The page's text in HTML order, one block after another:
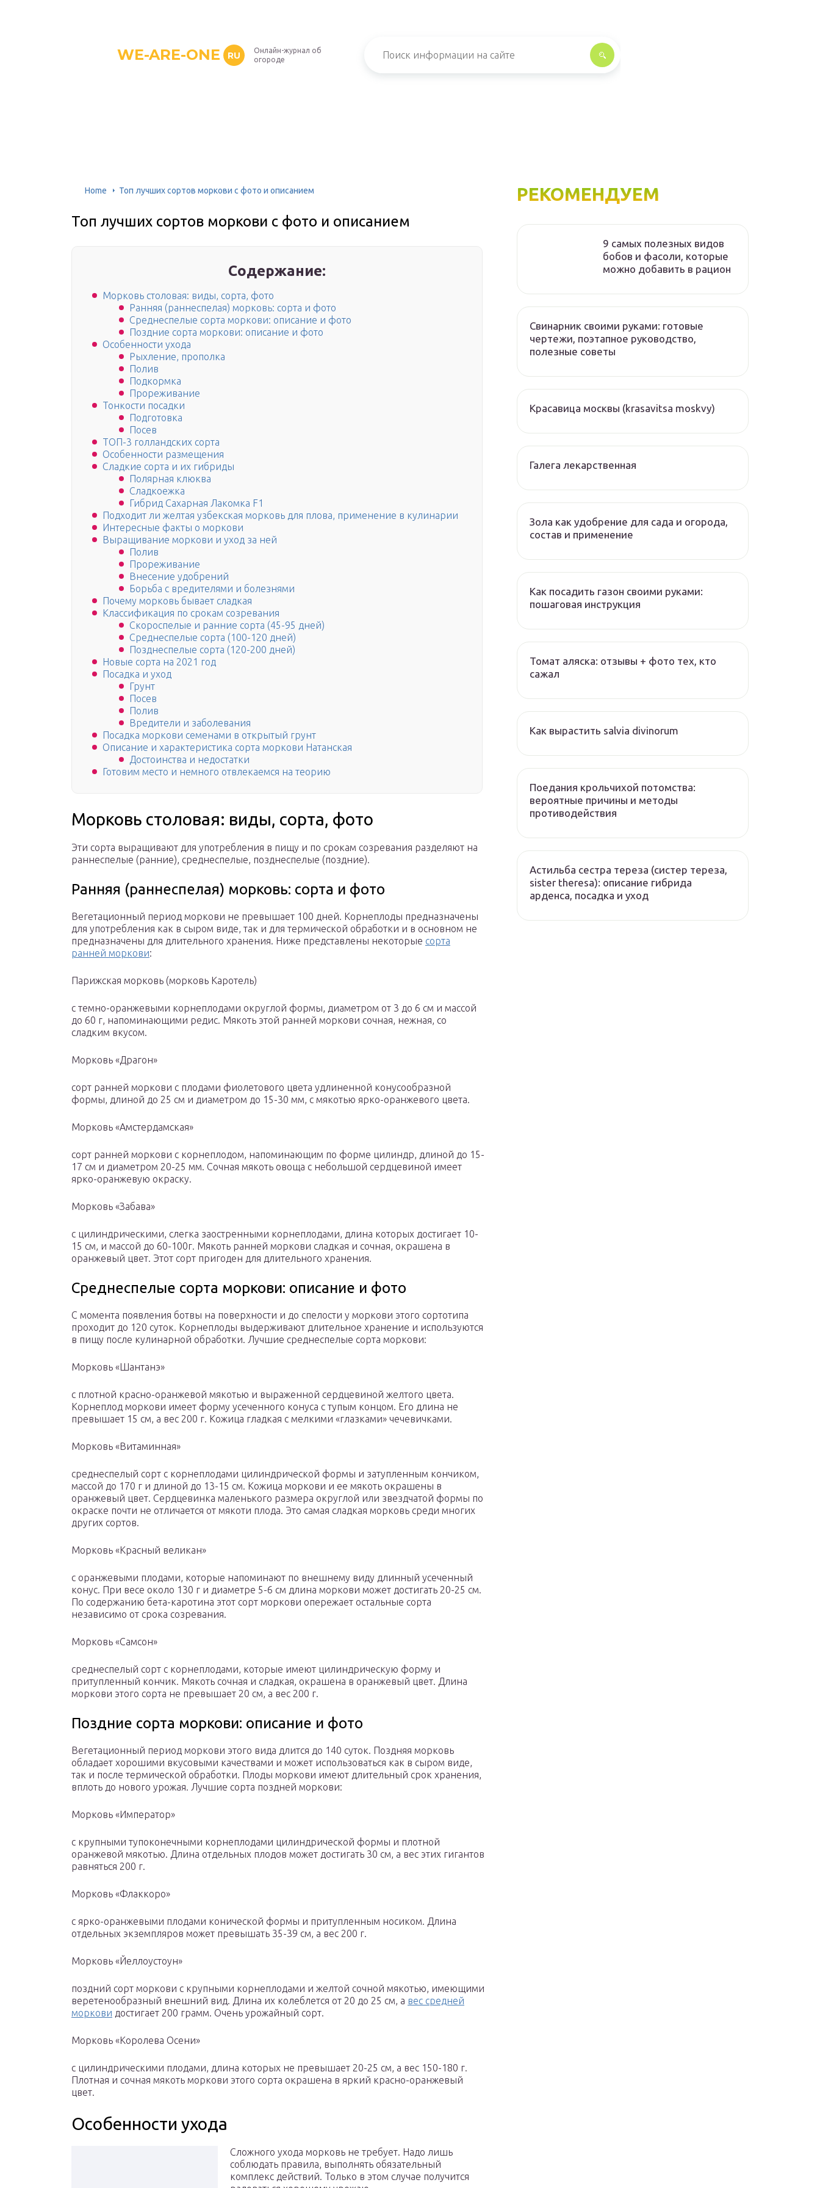
WE-ARE-ONE RU
Онлайн-журнал об
огороде
Home Топ лучших сортов моркови с фото и описанием
Топ лучших сортов моркови с фото и описанием
Содержание:
Морковь столовая: виды, сорта, фото
Ранняя (раннеспелая) морковь: сорта и фото
Среднеспелые сорта моркови: описание и фото
Поздние сорта моркови: описание и фото
Особенности ухода
Рыхление, прополка
Полив
Подкормка
Прореживание
Тонкости посадки
Подготовка
Посев
ТОП-3 голландских сорта
Особенности размещения
Сладкие сорта и их гибриды
Полярная клюква
Сладкоежка
Гибрид Сахарная Лакомка F1
Подходит ли желтая узбекская морковь для плова, применение в кулинарии
Интересные факты о моркови
Выращивание моркови и уход за ней
Полив
Прореживание
Внесение удобрений
Борьба с вредителями и болезнями
Почему морковь бывает сладкая
Классификация по срокам созревания
Скороспелые и ранние сорта (45-95 дней)
Среднеспелые сорта (100-120 дней)
Позднеспелые сорта (120-200 дней)
Новые сорта на 2021 год
Посадка и уход
Грунт
Посев
Полив
Вредители и заболевания
Посадка моркови семенами в открытый грунт
Описание и характеристика сорта моркови Натанская
Достоинства и недостатки
Готовим место и немного отвлекаемся на теорию
Морковь столовая: виды, сорта, фото
Эти сорта выращивают для употребления в пищу и по срокам созревания разделяют на
раннеспелые (ранние), среднеспелые, позднеспелые (поздние).
Ранняя (раннеспелая) морковь: сорта и фото
Вегетационный период моркови не превышает 100 дней. Корнеплоды предназначены
для употребления как в сыром виде, так и для термической обработки и в основном не
предназначены для длительного хранения. Ниже представлены некоторые сорта
ранней моркови:
Парижская морковь (морковь Каротель)
с темно-оранжевыми корнеплодами округлой формы, диаметром от 3 до 6 см и массой
до 60 г, напоминающими редис. Мякоть этой ранней моркови сочная, нежная, со
сладким вкусом.
Морковь «Драгон»
сорт ранней моркови с плодами фиолетового цвета удлиненной конусообразной
формы, длиной до 25 см и диаметром до 15-30 мм, с мякотью ярко-оранжевого цвета.
Морковь «Амстердамская»
сорт ранней моркови с корнеплодом, напоминающим по форме цилиндр, длиной до 15-
17 см и диаметром 20-25 мм. Сочная мякоть овоща с небольшой сердцевиной имеет
ярко-оранжевую окраску.
Морковь «Забава»
с цилиндрическими, слегка заостренными корнеплодами, длина которых достигает 10-
15 см, и массой до 60-100г. Мякоть ранней моркови сладкая и сочная, окрашена в
оранжевый цвет. Этот сорт пригоден для длительного хранения.
Среднеспелые сорта моркови: описание и фото
С момента появления ботвы на поверхности и до спелости у моркови этого сортотипа
проходит до 120 суток. Корнеплоды выдерживают длительное хранение и используются
в пищу после кулинарной обработки. Лучшие среднеспелые сорта моркови:
Морковь «Шантанэ»
с плотной красно-оранжевой мякотью и выраженной сердцевиной желтого цвета.
Корнеплод моркови имеет форму усеченного конуса с тупым концом. Его длина не
превышает 15 см, а вес 200 г. Кожица гладкая с мелкими «глазками» чечевичками.
Морковь «Витаминная»
среднеспелый сорт с корнеплодами цилиндрической формы и затупленным кончиком,
массой до 170 г и длиной до 13-15 см. Кожица моркови и ее мякоть окрашены в
оранжевый цвет. Сердцевинка маленького размера округлой или звездчатой формы по
окраске почти не отличается от мякоти плода. Это самая сладкая морковь среди многих
других сортов.
Морковь «Красный великан»
с оранжевыми плодами, которые напоминают по внешнему виду длинный усеченный
конус. При весе около 130 г и диаметре 5-6 см длина моркови может достигать 20-25 см.
По содержанию бета-каротина этот сорт моркови опережает остальные сорта
независимо от срока созревания.
Морковь «Самсон»
среднеспелый сорт с корнеплодами, которые имеют цилиндрическую форму и
притупленный кончик. Мякоть сочная и сладкая, окрашена в оранжевый цвет. Длина
моркови этого сорта не превышает 20 см, а вес 200 г.
Поздние сорта моркови: описание и фото
Вегетационный период моркови этого вида длится до 140 суток. Поздняя морковь
обладает хорошими вкусовыми качествами и может использоваться как в сыром виде,
так и после термической обработки. Плоды моркови имеют длительный срок хранения,
вплоть до нового урожая. Лучшие сорта поздней моркови:
Морковь «Император»
с крупными тупоконечными корнеплодами цилиндрической формы и плотной
оранжевой мякотью. Длина отдельных плодов может достигать 30 см, а вес этих гигантов
равняться 200 г.
Морковь «Флаккоро»
с ярко-оранжевыми плодами конической формы и притупленным носиком. Длина
отдельных экземпляров может превышать 35-39 см, а вес 200 г.
Морковь «Йеллоустоун»
поздний сорт моркови с крупными корнеплодами и желтой сочной мякотью, имеющими
веретенообразный внешний вид. Длина их колеблется от 20 до 25 см, а вес средней
моркови достигает 200 грамм. Очень урожайный сорт.
Морковь «Королева Осени»
с цилиндрическими плодами, длина которых не превышает 20-25 см, а вес 150-180 г.
Плотная и сочная мякоть моркови этого сорта окрашена в яркий красно-оранжевый
цвет.
Особенности ухода
Сложного ухода морковь не требует. Надо лишь
соблюдать правила, выполнять обязательный
комплекс действий. Только в этом случае получится
РЕКОМЕНДУЕМ
9 самых полезных видов
бобов и фасоли, которые
можно добавить в рацион
Свинарник своими руками: готовые
чертежи, поэтапное руководство,
полезные советы
Красавица москвы (krasavitsa moskvy)
Галега лекарственная
Зола как удобрение для сада и огорода,
состав и применение
Как посадить газон своими руками:
пошаговая инструкция
Томат аляска: отзывы + фото тех, кто
сажал
Как вырастить salvia divinorum
Поедания крольчихой потомства:
вероятные причины и методы
противодействия
Астильба сестра тереза (систер тереза,
sister theresa): описание гибрида
арденса, посадка и уход